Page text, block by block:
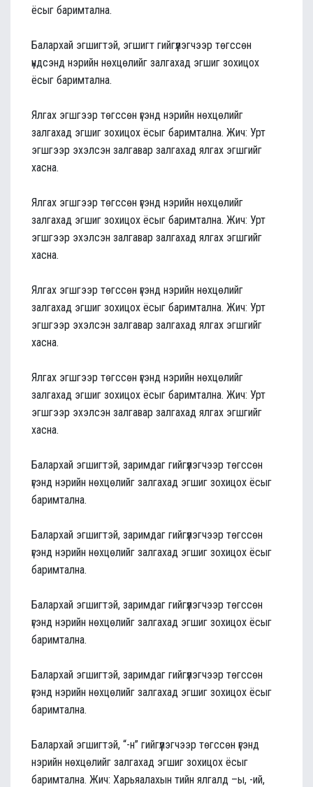
ёсыг баримтална.
Балархай эгшигтэй, эгшигт гийгүүлэгчээр төгссөн
үндсэнд нэрийн нөхцөлийг залгахад эгшиг зохицох
ёсыг баримтална.
Ялгах эгшгээр төгссөн үгэнд нэрийн нөхцөлийг
залгахад эгшиг зохицох ёсыг баримтална. Жич: Урт
эгшгээр эхэлсэн залгавар залгахад ялгах эгшгийг
хасна.
Ялгах эгшгээр төгссөн үгэнд нэрийн нөхцөлийг
залгахад эгшиг зохицох ёсыг баримтална. Жич: Урт
эгшгээр эхэлсэн залгавар залгахад ялгах эгшгийг
хасна.
Ялгах эгшгээр төгссөн үгэнд нэрийн нөхцөлийг
залгахад эгшиг зохицох ёсыг баримтална. Жич: Урт
эгшгээр эхэлсэн залгавар залгахад ялгах эгшгийг
хасна.
Ялгах эгшгээр төгссөн үгэнд нэрийн нөхцөлийг
залгахад эгшиг зохицох ёсыг баримтална. Жич: Урт
эгшгээр эхэлсэн залгавар залгахад ялгах эгшгийг
хасна.
Балархай эгшигтэй, заримдаг гийгүүлэгчээр төгссөн
үгэнд нэрийн нөхцөлийг залгахад эгшиг зохицох ёсыг
баримтална.
Балархай эгшигтэй, заримдаг гийгүүлэгчээр төгссөн
үгэнд нэрийн нөхцөлийг залгахад эгшиг зохицох ёсыг
баримтална.
Балархай эгшигтэй, заримдаг гийгүүлэгчээр төгссөн
үгэнд нэрийн нөхцөлийг залгахад эгшиг зохицох ёсыг
баримтална.
Балархай эгшигтэй, заримдаг гийгүүлэгчээр төгссөн
үгэнд нэрийн нөхцөлийг залгахад эгшиг зохицох ёсыг
баримтална.
Балархай эгшигтэй, “-н” гийгүүлэгчээр төгссөн үгэнд
нэрийн нөхцөлийг залгахад эгшиг зохицох ёсыг
баримтална. Жич: Харьяалахын тийн ялгалд –ы, -ий,